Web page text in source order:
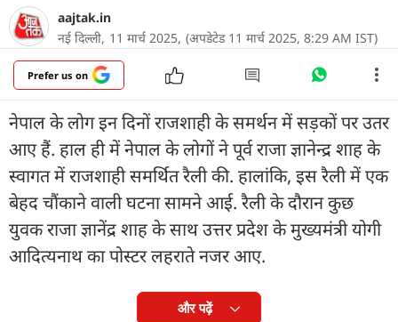
aajtak.in
नई दिल्ली, 11 मार्च 2025, (अपडेटेड 11 मार्च 2025, 8:29 AM IST)
Prefer us on
नेपाल के लोग इन दिनों राजशाही के समर्थन में सड़कों पर उतर
आए हैं. हाल ही में नेपाल के लोगों ने पूर्व राजा ज्ञानेन्द्र शाह के
स्वागत में राजशाही समर्थित रैली की. हालांकि, इस रैली में एक
बेहद चौंकाने वाली घटना सामने आई. रैली के दौरान कुछ
युवक राजा ज्ञानेंद्र शाह के साथ उत्तर प्रदेश के मुख्यमंत्री योगी
आदित्यनाथ का पोस्टर लहराते नजर आए.
और पढ़ें